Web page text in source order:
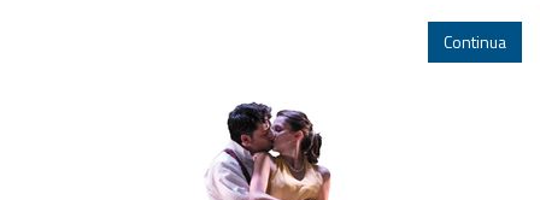
Continua